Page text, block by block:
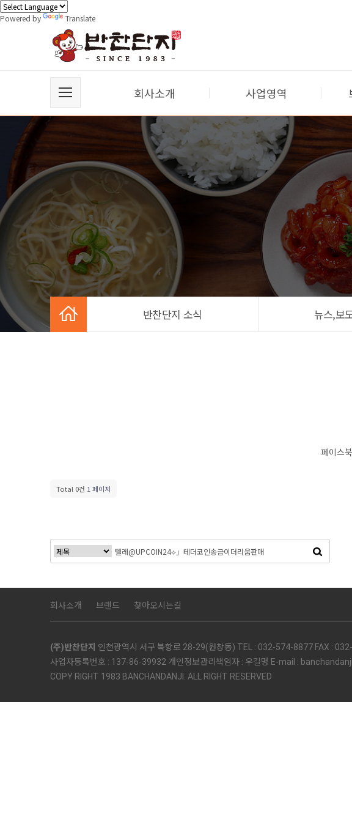
Powered by Translate
회사소개 사업영역
반찬단지 소식 뉴스,보
페이스북
Total 0건 1 페이지
회사소개 브랜드 찾아오시는길
(주)반찬단지 인천광역시 서구 북항로 28-29(원창동) TEL : 032-574-8877 FAX :
사업자등록번호 : 137-86-39932 개인정보관리책임자 : 우길명 E-mail :
COPY RIGHT 1983 BANCHANDANJI. ALL RIGHT RESERVED